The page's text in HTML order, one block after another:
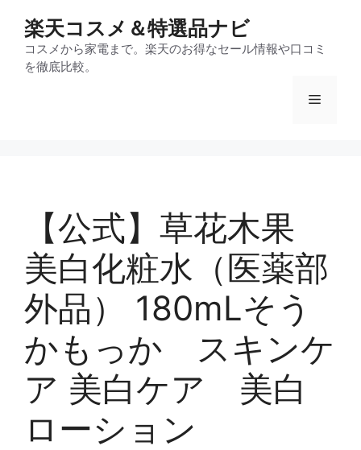
楽天コスメ＆特選品ナビ
コスメから家電まで。楽天のお得なセール情報や口コミ
を徹底比較。
メ
【公式】草花木果
美白化粧水（医薬部
外品） 180mLそう
かもっか スキンケ
ア 美白ケア 美白
ローション